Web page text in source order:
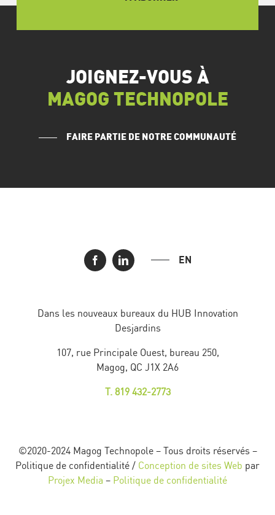
JOIGNEZ-VOUS À
MAGOG TECHNOPOLE
FAIRE PARTIE DE NOTRE COMMUNAUTÉ
EN
Dans les nouveaux bureaux du HUB Innovation
Desjardins
107, rue Principale Ouest, bureau 250,
Magog, QC J1X 2A6
T. 819 432-2773
©2020-2024 Magog Technopole – Tous droits réservés –
Politique de confidentialité / Conception de sites Web par
Projex Media – Politique de confidentialité